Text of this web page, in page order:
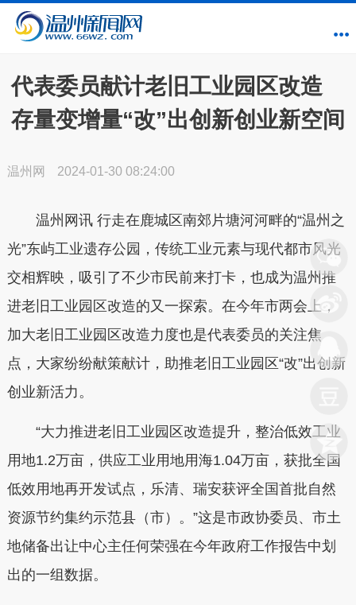
代表委员献计老旧工业园区改造
存量变增量“改”出创新创业新空间
温州网 2024-01-30 08:24:00
温州网讯 行走在鹿城区南郊片塘河河畔的“温州之
光”东屿工业遗存公园，传统工业元素与现代都市风光
交相辉映，吸引了不少市民前来打卡，也成为温州推
进老旧工业园区改造的又一探索。在今年市两会上，
加大老旧工业园区改造力度也是代表委员的关注焦
点，大家纷纷献策献计，助推老旧工业园区“改”出创新
创业新活力。
“大力推进老旧工业园区改造提升，整治低效工业
用地1.2万亩，供应工业用地用海1.04万亩，获批全国
低效用地再开发试点，乐清、瑞安获评全国首批自然
资源节约集约示范县（市）。”这是市政协委员、市土
地储备出让中心主任何荣强在今年政府工作报告中划
出的一组数据。